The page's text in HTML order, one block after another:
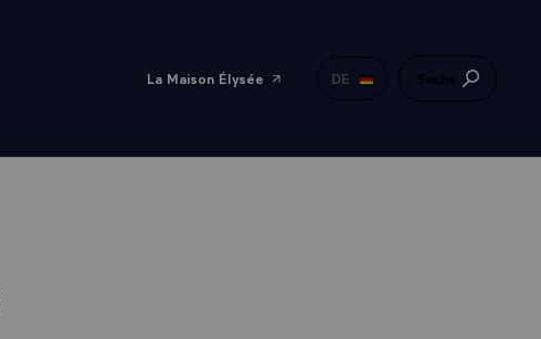
La Maison Élysée DE Suche